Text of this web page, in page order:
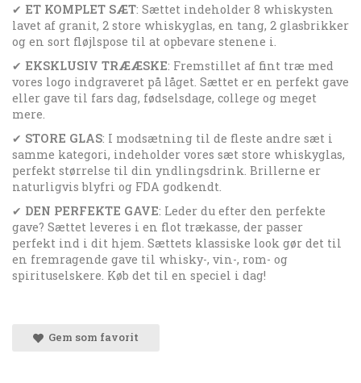
✔ ET KOMPLET SÆT: Sættet indeholder 8 whiskysten
lavet af granit, 2 store whiskyglas, en tang, 2 glasbrikker
og en sort fløjlspose til at opbevare stenene i.
✔ EKSKLUSIV TRÆÆSKE: Fremstillet af fint træ med
vores logo indgraveret på låget. Sættet er en perfekt gave
eller gave til fars dag, fødselsdage, college og meget
mere.
✔ STORE GLAS: I modsætning til de fleste andre sæt i
samme kategori, indeholder vores sæt store whiskyglas,
perfekt størrelse til din yndlingsdrink. Brillerne er
naturligvis blyfri og FDA godkendt.
✔ DEN PERFEKTE GAVE: Leder du efter den perfekte
gave? Sættet leveres i en flot trækasse, der passer
perfekt ind i dit hjem. Sættets klassiske look gør det til
en fremragende gave til whisky-, vin-, rom- og
spirituselskere. Køb det til en speciel i dag!
Gem som favorit